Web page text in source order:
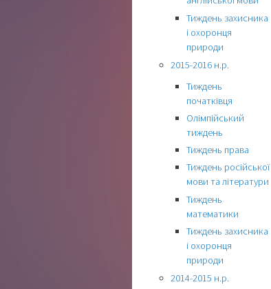
Тиждень захисника
і охоронця
природи
2015-2016 н.р.
Тиждень
початківця
Олімпійський
тиждень
Тиждень права
Тиждень російської
мови та літератури
Тиждень
математики
Тиждень захисника
і охоронця
природи
2014-2015 н.р.